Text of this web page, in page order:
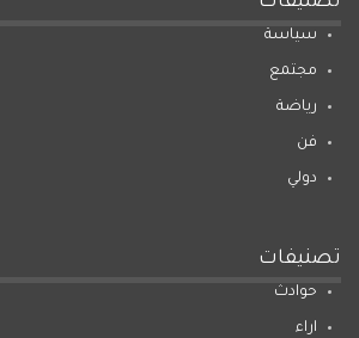
سياسة
مجتمع
رياضة
فن
دولي
تصنيفات
حوادث
اراء